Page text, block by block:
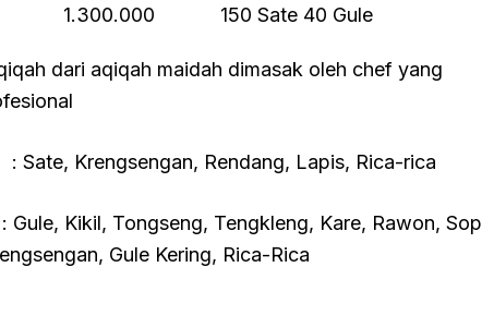
1.300.000 150 Sate 40 Gule
dari aqiqah maidah dimasak oleh chef yang
Krengsengan, Rendang, Lapis, Rica-rica
Kikil, Tongseng, Tengkleng, Kare, Rawon, Sop
Gule Kering, Rica-Rica